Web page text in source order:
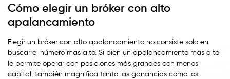
Cómo elegir un bróker con alto
apalancamiento
Elegir un bróker con alto apalancamiento no consiste solo en
buscar el número más alto. Si bien un apalancamiento más alto
le permite operar con posiciones más grandes con menos
capital, también magnifica tanto las ganancias como los